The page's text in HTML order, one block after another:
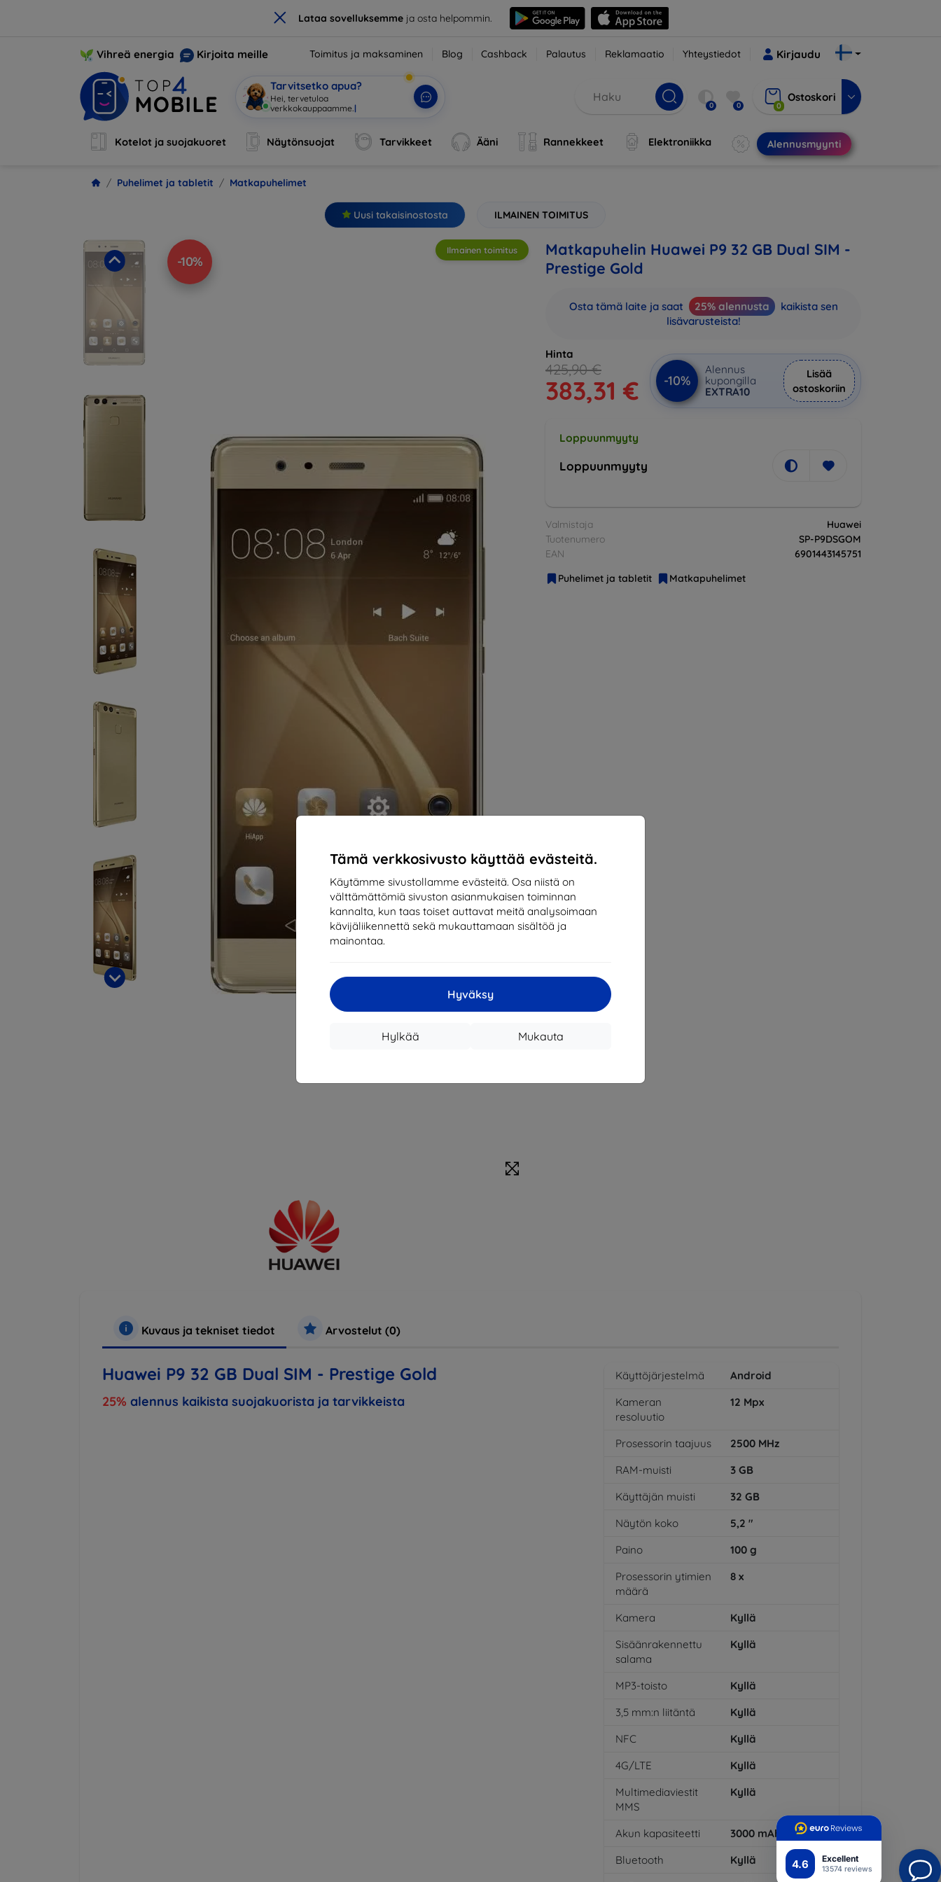
× Lataa sovelluksemmeja osta helpommin.
4.6 Excellent
13574 reviews
Tämä verkkosivusto käyttää evästeitä.
Käytämme sivustollamme evästeitä. Osa niistä on
välttämättömiä sivuston asianmukaisen toiminnan
kannalta, kun taas toiset auttavat meitä analysoimaan
kävijäliikennettä sekä mukauttamaan sisältöä ja
mainontaa.
Hyväksy
Mukauta
Hylkää
Vihreä energia Kirjoita meille Toimitus ja maksaminen Blog Cashback Palautus Reklamaatio Yhteystiedot Kirjaudu
Tarvitsetko apua?
Hei, ter| 0 0 0
Ostoskori
Kotelot ja suojakuoret Näytönsuojat Tarvikkeet Ääni Rannekkeet Elektroniikka Alennusmyynti
Puhelimet ja tabletit Matkapuhelimet
Uusi takaisinostosta ILMAINEN TOIMITUS
-10%
Ilmainen toimitus
Matkapuhelin Huawei P9 32 GB Dual SIM -
Prestige Gold
Osta tämä laite ja saat 25% alennusta
kaikista sen
lisävarusteista!
Hinta
425,90 €
383,31 € -10%
Alennus
kupongilla
EXTRA10
Lisää
ostoskoriin
Loppuunmyyty
Loppuunmyyty
Valmistaja
Huawei
Tuotenumero
SP-P9DSGOM
EAN
6901443145751
Puhelimet ja tabletit
Matkapuhelimet
Kuvaus ja tekniset tiedot Arvostelut (0)
Huawei P9 32 GB Dual SIM - Prestige Gold
25% alennus kaikista suojakuorista ja tarvikkeista
Käyttöjärjestelmä
Android
Kameran
resoluutio
12 Mpx
Prosessorin taajuus 2500 MHz
RAM-muisti
3 GB
Käyttäjän muisti
32 GB
Näytön koko
5,2 "
Paino
100 g
Prosessorin ytimien
määrä
8 x
Kamera
Kyllä
Sisäänrakennettu
salama
Kyllä
MP3-toisto
Kyllä
3,5 mm:n liitäntä
Kyllä
NFC
Kyllä
4G/LTE
Kyllä
Multimediaviestit
MMS
Kyllä
Akun kapasiteetti 3000 mAh
Bluetooth
Kyllä